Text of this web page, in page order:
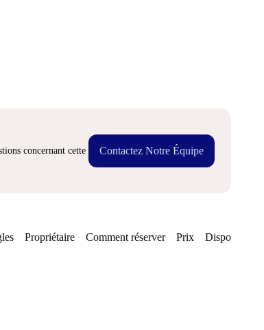
concernant cette
Contactez Notre Équipe
Propriétaire Comment réserver Prix Disponibilités